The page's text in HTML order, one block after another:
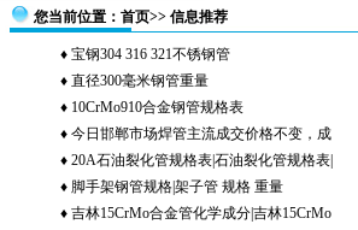
您当前位置： 首页>> 信息推荐
♦ 宝钢304 316 321不锈钢管
♦ 直径300毫米钢管重量
♦ 10CrMo910合金钢管规格表
♦ 今日邯郸市场焊管主流成交价格不变，成
交差
♦ 20A石油裂化管规格表|石油裂化管规格表|
石油裂化管
♦ 脚手架钢管规格|架子管 规格 重量
♦ 吉林15CrMo合金管化学成分|吉林15CrMo